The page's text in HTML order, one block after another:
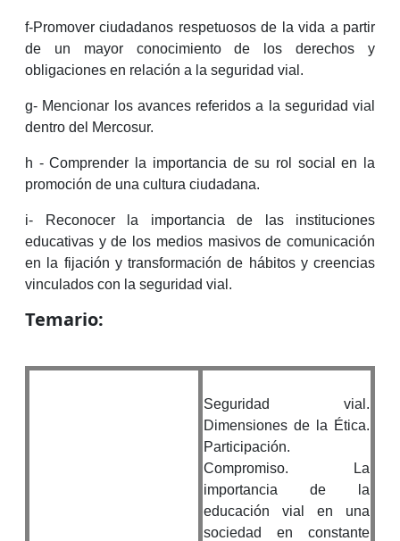
f-Promover ciudadanos respetuosos de la vida a partir
de un mayor conocimiento de los derechos y
obligaciones en relación a la seguridad vial.
g- Mencionar los avances referidos a la seguridad vial
dentro del Mercosur.
h - Comprender la importancia de su rol social en la
promoción de una cultura ciudadana.
i- Reconocer la importancia de las instituciones
educativas y de los medios masivos de comunicación
en la fijación y transformación de hábitos y creencias
vinculados con la seguridad vial.
Temario:
Seguridad vial.
Dimensiones de la Ética.
Participación.
Compromiso. La
importancia de la
educación vial en una
sociedad en constante